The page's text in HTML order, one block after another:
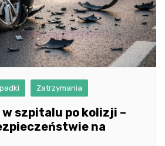
Zatrzymania
szpitalu po kolizji –
na